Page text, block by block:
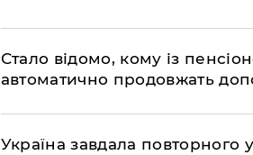
Стало відомо, кому із
автоматично продовжать
Україна завдала повторного